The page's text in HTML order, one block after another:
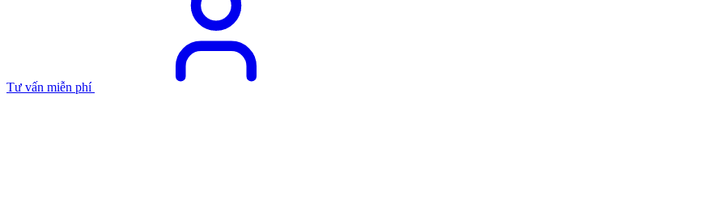
Tư vấn miễn phí